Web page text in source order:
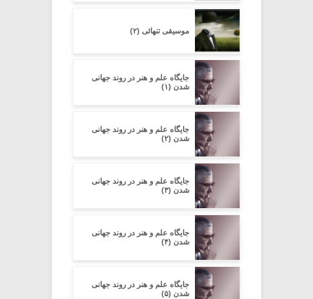
موسیقی تنهائی (۲)
جایگاه علم و هنر در روند جهانی
شدن (۱)
جایگاه علم و هنر در روند جهانی
شدن (۲)
جایگاه علم و هنر در روند جهانی
شدن (۳)
جایگاه علم و هنر در روند جهانی
شدن (۴)
جایگاه علم و هنر در روند جهانی
شدن (۵)